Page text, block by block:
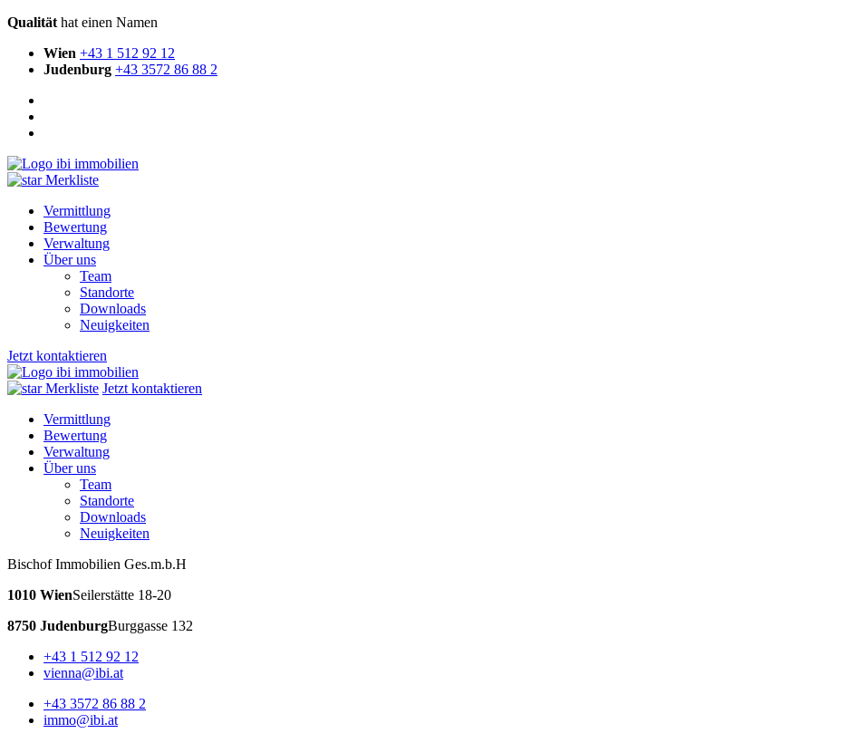
Qualität hat einen Namen
Wien +43 1 512 92 12
Judenburg +43 3572 86 88 2
Merkliste
Vermittlung
Bewertung
Verwaltung
Über uns
Team
Standorte
Downloads
Neuigkeiten
Jetzt kontaktieren
Merkliste Jetzt kontaktieren
Vermittlung
Bewertung
Verwaltung
Über uns
Team
Standorte
Downloads
Neuigkeiten
Bischof Immobilien Ges.m.b.H
1010 WienSeilerstätte 18-20
8750 JudenburgBurggasse 132
+43 1 512 92 12
vienna@ibi.at
+43 3572 86 88 2
immo@ibi.at